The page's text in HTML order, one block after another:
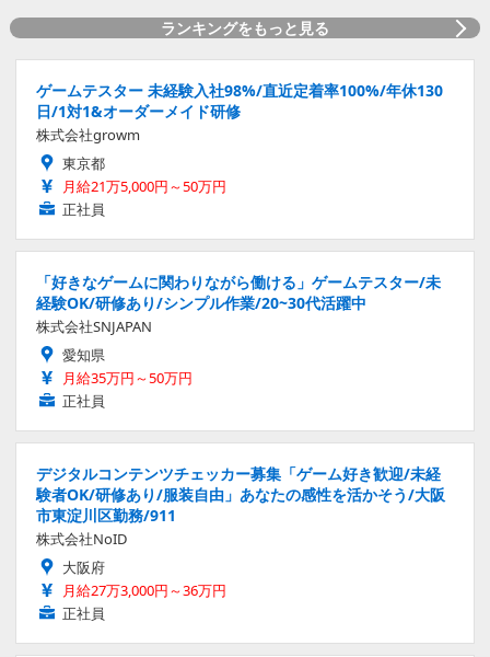
ランキングをもっと見る
ゲームテスター 未経験入社98%/直近定着率100%/年休130
日/1対1&オーダーメイド研修
株式会社growm
東京都
月給21万5,000円～50万円
正社員
「好きなゲームに関わりながら働ける」ゲームテスター/未
経験OK/研修あり/シンプル作業/20~30代活躍中
株式会社SNJAPAN
愛知県
月給35万円～50万円
正社員
デジタルコンテンツチェッカー募集「ゲーム好き歓迎/未経
験者OK/研修あり/服装自由」あなたの感性を活かそう/大阪
市東淀川区勤務/911
株式会社NoID
大阪府
月給27万3,000円～36万円
正社員